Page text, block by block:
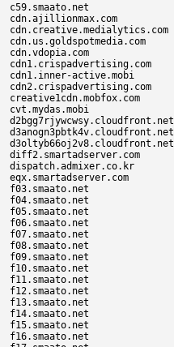
c59.smaato.net
cdn.ajillionmax.com
cdn.creative.medialytics.com
cdn.us.goldspotmedia.com
cdn.vdopia.com
cdn1.crispadvertising.com
cdn1.inner-active.mobi
cdn2.crispadvertising.com
creative1cdn.mobfox.com
cvt.mydas.mobi
d2bgg7rjywcwsy.cloudfront.net
d3anogn3pbtk4v.cloudfront.net
d3oltyb66oj2v8.cloudfront.net
diff2.smartadserver.com
dispatch.admixer.co.kr
eqx.smartadserver.com
f03.smaato.net
f04.smaato.net
f05.smaato.net
f06.smaato.net
f07.smaato.net
f08.smaato.net
f09.smaato.net
f10.smaato.net
f11.smaato.net
f12.smaato.net
f13.smaato.net
f14.smaato.net
f15.smaato.net
f16.smaato.net